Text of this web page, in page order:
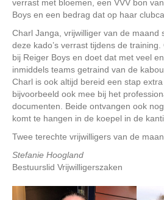
verrast met bloemen, een VVV bon
Boys en een bedrag dat op haar
Charl Janga, vrijwilliger van de maand
deze kado’s verrast tijdens de
bij Reiger Boys en doet dat met veel
inmiddels teams getraind van de
Charl is ook altijd bereid een stap
bijvoorbeeld ook mee bij het
documenten. Beide ontvangen ook
komt te hangen in de koepel in de
Twee terechte vrijwilligers van de
Stefanie Hoogland
Bestuurslid Vrijwilligerszaken